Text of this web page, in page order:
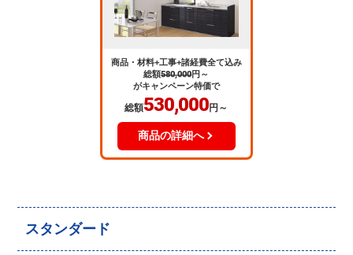
商品・材料+工事+諸経費全て込み
総額580,000円～
がキャンペーン特価で
総額530,000円～
商品の詳細へ
スタンダード